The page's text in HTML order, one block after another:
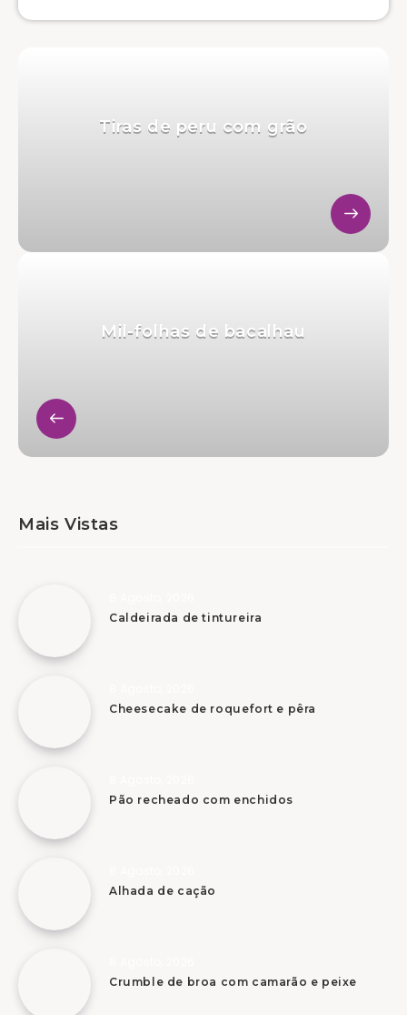
Tiras de peru com grão
Mil-folhas de bacalhau
Mais Vistas
Caldeirada de tintureira
Cheesecake de roquefort e pêra
Pão recheado com enchidos
Alhada de cação
Crumble de broa com camarão e peixe